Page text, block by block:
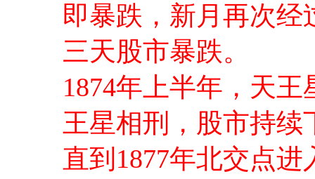
即暴跌，新月再次经
三天股市暴跌。
1874年上半年，天
王星相刑，股市持
直到1877年北交点进